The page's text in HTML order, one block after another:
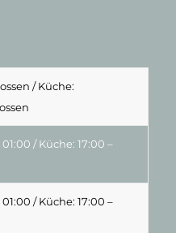
/ Küche:
01:00 / Küche: 17:00 –
01:00 / Küche: 17:00 –